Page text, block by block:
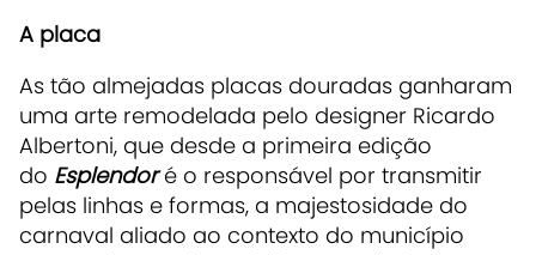
A placa
As tão almejadas placas douradas ganharam
uma arte remodelada pelo designer Ricardo
Albertoni, que desde a primeira edição
do Esplendoré o responsável por transmitir
pelas linhas e formas, a majestosidade do
carnaval aliado ao contexto do município